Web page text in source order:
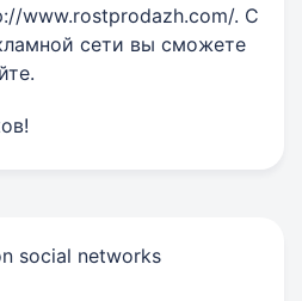
www.rostprodazh.com/. С
сети вы сможете
social networks